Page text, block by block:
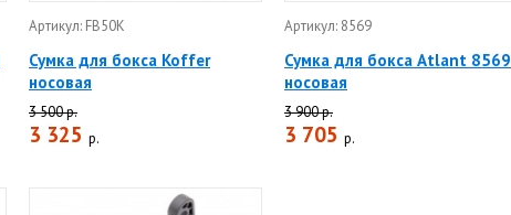
Артикул: FB50K
Сумка для бокса Koffer
носовая
3 500 р.
3 325 р.
Артикул: 8569
Сумка для бокса Atlant 8569
носовая
3 900 р.
3 705 р.